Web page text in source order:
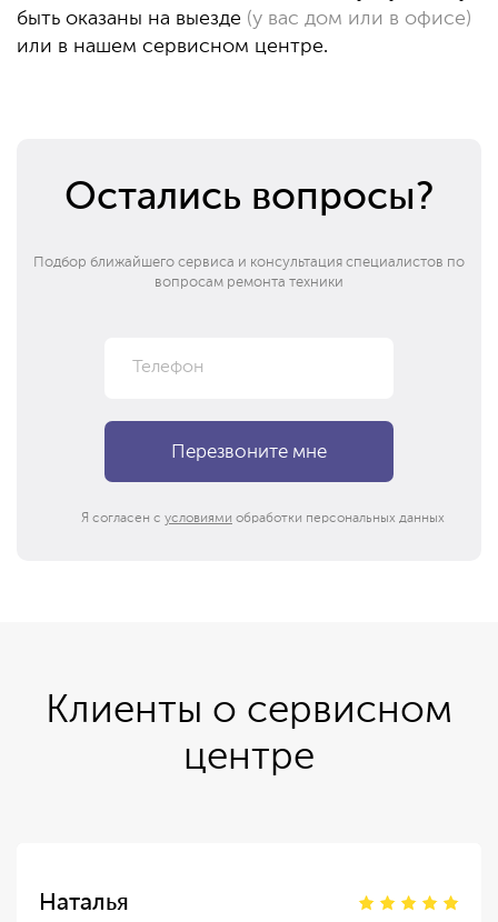
быть оказаны на выезде (у вас дом или в офисе)
или в нашем сервисном центре.
Остались вопросы?
Подбор ближайшего сервиса и консультация специалистов по
вопросам ремонта техники
Я согласен с условиями обработки персональных данных
Клиенты о сервисном
центре
Наталья